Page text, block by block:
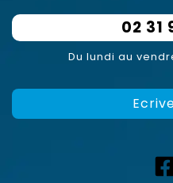
02 31
Du lundi au